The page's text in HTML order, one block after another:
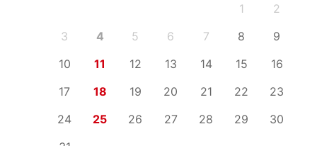
1
2
3
4 5 6 7 8
9
10
11 12 13 14 15
16
17
18 19 20 21 22
23
24
25 26 27 28 29
30